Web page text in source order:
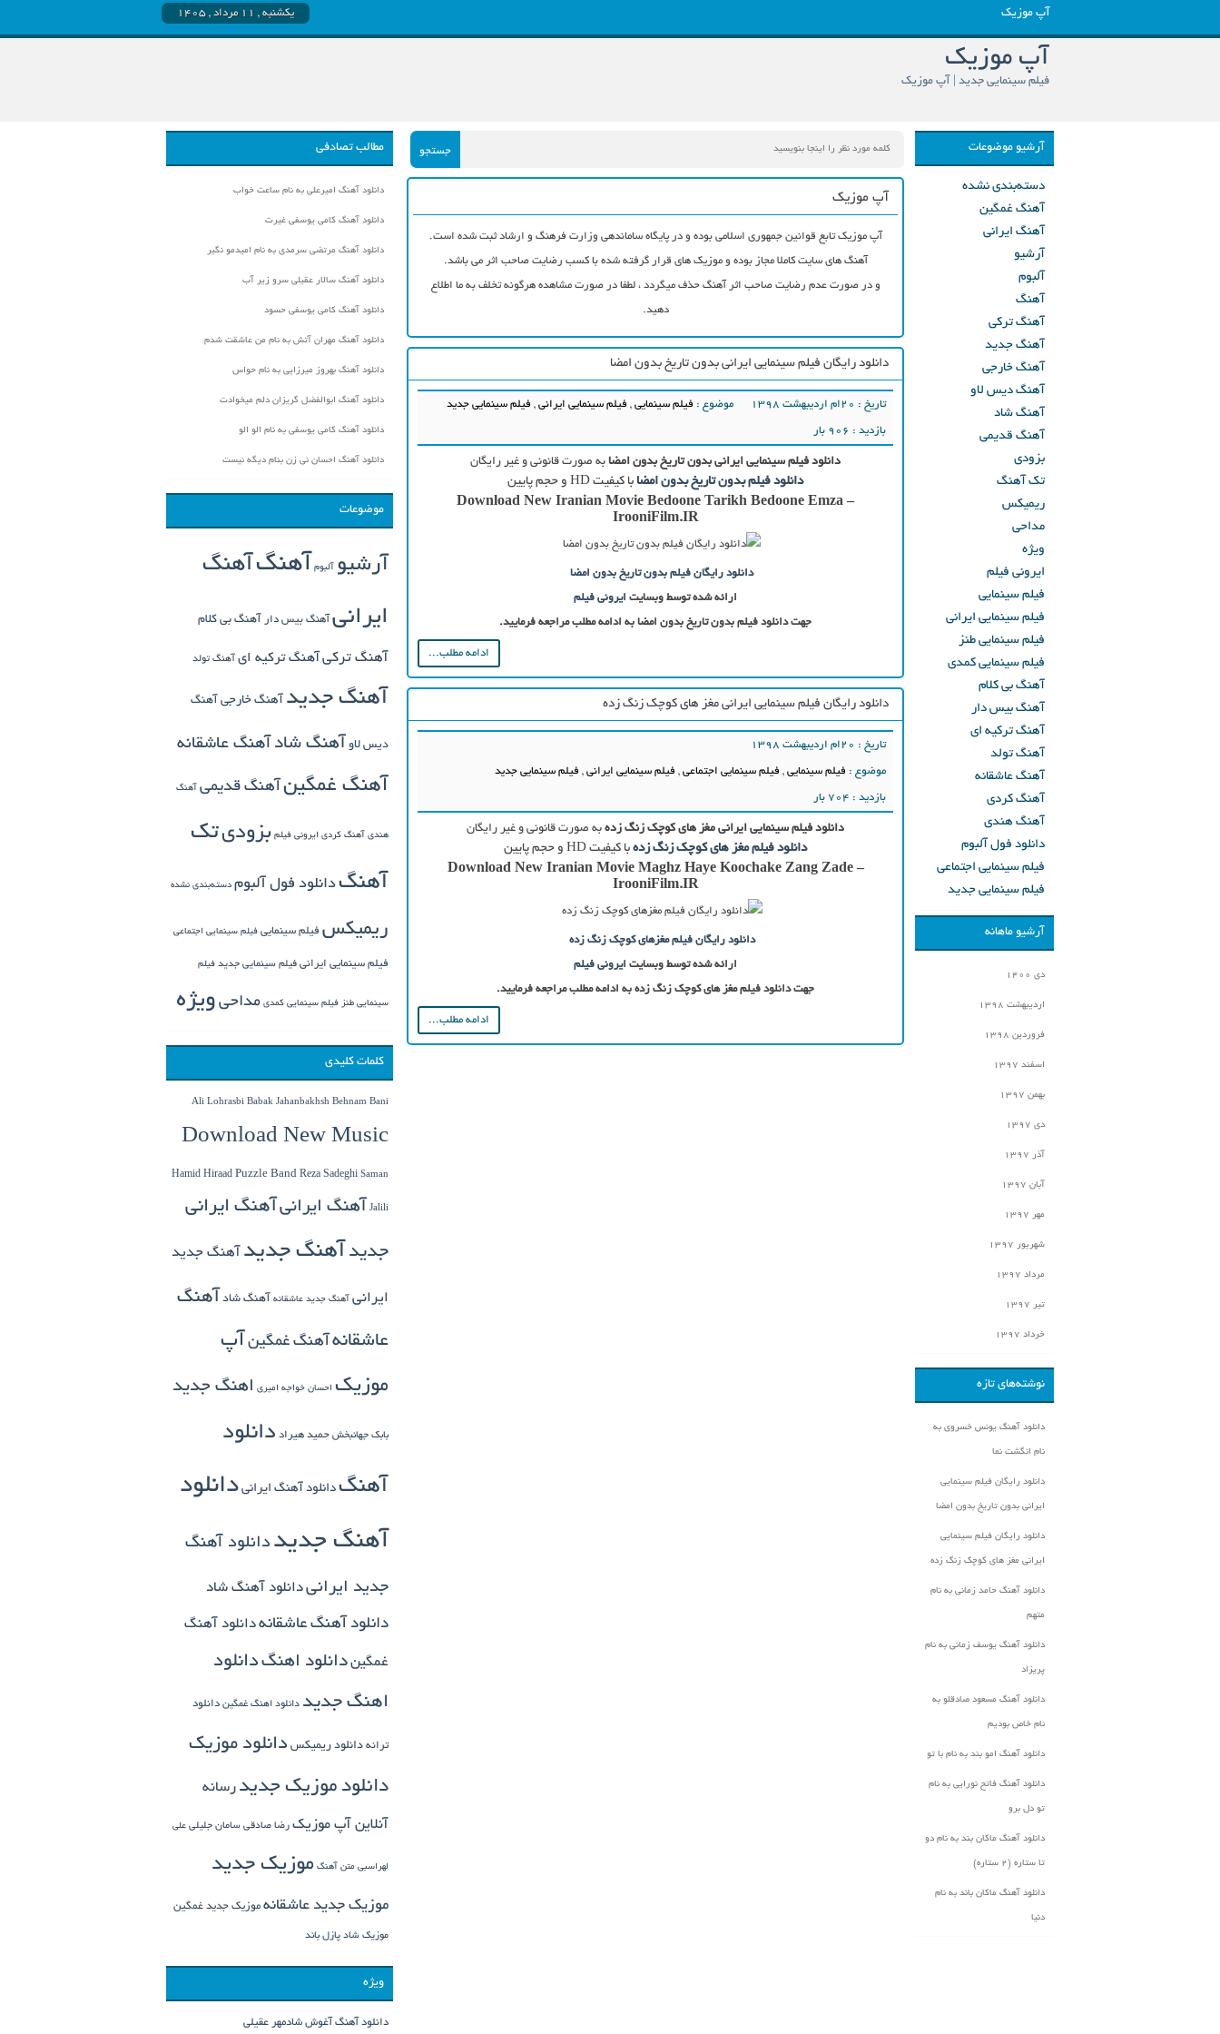
یکشنبه , ۱۱ مرداد , ۱۴۰۵ آپ موزیک
آپ موزیک
فیلم سینمایی جدید | آپ موزیک
جستجو
آپ موزیک
آپ موزیک تابع قوانین جمهوری اسلامی بوده و در پایگاه ساماندهی وزارت فرهنگ و ارشاد ثبت شده است.
آهنگ های سایت کاملا مجاز بوده و موزیک های قرار گرفته شده با کسب رضایت صاحب اثر می باشد.
و در صورت عدم رضایت صاحب اثر آهنگ حذف میگردد ، لطفا در صورت مشاهده هرگونه تخلف به ما اطلاع
دهید.
دانلود رایگان فیلم سینمایی ایرانی بدون تاریخ بدون امضا
تاریخ : ۲۰ام اردیبهشت ۱۳۹۸ موضوع : فیلم سینمایی , فیلم سینمایی ایرانی , فیلم سینمایی جدید
بازدید : 906 بار
دانلود فیلم سینمایی ایرانی بدون تاریخ بدون امضا به صورت قانونی و غیر رایگان
دانلود فیلم بدون تاریخ بدون امضا با کیفیت HD و حجم پایین
Download New Iranian Movie Bedoone Tarikh Bedoone Emza –
IrooniFilm.IR
دانلود رایگان فیلم بدون تاریخ بدون امضا
ارائه شده توسط وبسایت ایرونی فیلم
جهت دانلود فیلم بدون تاریخ بدون امضا به ادامه مطلب مراجعه فرمایید.
ادامه مطلب...
دانلود رایگان فیلم سینمایی ایرانی مغز های کوچک زنگ زده
تاریخ : ۲۰ام اردیبهشت ۱۳۹۸
موضوع : فیلم سینمایی , فیلم سینمایی اجتماعی , فیلم سینمایی ایرانی , فیلم سینمایی جدید
بازدید : 704 بار
دانلود فیلم سینمایی ایرانی مغز های کوچک زنگ زده به صورت قانونی و غیر رایگان
دانلود فیلم مغز های کوچک زنگ زده با کیفیت HD و حجم پایین
Download New Iranian Movie Maghz Haye Koochake Zang Zade –
IrooniFilm.IR
دانلود رایگان فیلم مغزهای کوچک زنگ زده
ارائه شده توسط وبسایت ایرونی فیلم
جهت دانلود فیلم مغز های کوچک زنگ زده به ادامه مطلب مراجعه فرمایید.
ادامه مطلب...
آرشیو موضوعات
دسته‌بندی نشده
آهنگ غمگین
آهنگ ایرانی
آرشیو
آلبوم
آهنگ
آهنگ ترکی
آهنگ جدید
آهنگ خارجی
آهنگ دیس لاو
آهنگ شاد
آهنگ قدیمی
بزودی
تک آهنگ
ریمیکس
مداحی
ویژه
ایرونی فیلم
فیلم سینمایی
فیلم سینمایی ایرانی
فیلم سینمایی طنز
فیلم سینمایی کمدی
آهنگ بی کلام
آهنگ بیس دار
آهنگ ترکیه ای
آهنگ تولد
آهنگ عاشقانه
آهنگ کردی
آهنگ هندی
دانلود فول آلبوم
فیلم سینمایی اجتماعی
فیلم سینمایی جدید
آرشیو ماهانه
دی ۱۴۰۰
اردیبهشت ۱۳۹۸
فروردین ۱۳۹۸
اسفند ۱۳۹۷
بهمن ۱۳۹۷
دی ۱۳۹۷
آذر ۱۳۹۷
آبان ۱۳۹۷
مهر ۱۳۹۷
شهریور ۱۳۹۷
مرداد ۱۳۹۷
تیر ۱۳۹۷
خرداد ۱۳۹۷
نوشته‌های تازه
دانلود آهنگ یونس خسروی به
نام انگشت نما
دانلود رایگان فیلم سینمایی
ایرانی بدون تاریخ بدون امضا
دانلود رایگان فیلم سینمایی
ایرانی مغز های کوچک زنگ زده
دانلود آهنگ حامد زمانی به نام
متهم
دانلود آهنگ یوسف زمانی به نام
پریزاد
دانلود آهنگ مسعود صادقلو به
نام خاص بودیم
دانلود آهنگ امو بند به نام با تو
دانلود آهنگ فاتح نورایی به نام
تو دل برو
دانلود آهنگ ماکان بند به نام دو
تا ستاره (۲ ستاره)
دانلود آهنگ ماکان باند به نام
دنیا
مطالب تصادفی
دانلود آهنگ امیرعلی به نام ساعت خواب
دانلود آهنگ کامی یوسفی غیرت
دانلود آهنگ مرتضی سرمدی به نام امیدمو نگیر
دانلود آهنگ سالار عقیلی سرو زیر آب
دانلود آهنگ کامی یوسفی حسود
دانلود آهنگ مهران آتش به نام من عاشقت شدم
دانلود آهنگ بهروز میرزایی به نام حواس
دانلود آهنگ ابوالفضل گریزان دلم میخوادت
دانلود آهنگ کامی یوسفی به نام الو الو
دانلود آهنگ احسان نی زن بنام دیگه نیست
موضوعات
آرشیو آلبوم آهنگ آهنگ
ایرانی آهنگ بیس دار آهنگ بی کلام
آهنگ ترکی آهنگ ترکیه ای آهنگ تولد
آهنگ جدید آهنگ خارجی آهنگ
دیس لاو آهنگ شاد آهنگ عاشقانه
آهنگ غمگین آهنگ قدیمی آهنگ
هندی آهنگ کردی ایرونی فیلم بزودیتک
آهنگدانلود فول آلبوم دسته‌بندی نشده
ریمیکس فیلم سینمایی فیلم سینمایی اجتماعی
فیلم سینمایی ایرانی فیلم سینمایی جدید فیلم
سینمایی طنز فیلم سینمایی کمدی مداحی ویژه
کلمات کلیدی
Ali Lohrasbi Babak Jahanbakhsh Behnam Bani
Download New Music
Hamid Hiraad Puzzle Band Reza Sadeghi Saman
Jalili آهنگ ایرانی آهنگ ایرانی
جدید آهنگ جدید آهنگ جدید
ایرانی آهنگ جدید عاشقانه آهنگ شاد آهنگ
عاشقانه آهنگ غمگین آپ
موزیک احسان خواجه امیری اهنگ جدید
بابک جهانبخش حمید هیراد دانلود
آهنگ دانلود آهنگ ایرانی دانلود
آهنگ جدید دانلود آهنگ
جدید ایرانیدانلود آهنگ شاد
دانلود آهنگ عاشقانهدانلود آهنگ
غمگیندانلود اهنگدانلود
اهنگ جدید دانلود اهنگ غمگین دانلود
ترانه دانلود ریمیکس دانلود موزیک
دانلود موزیک جدید رسانه
آنلاین آپ موزیک رضا صادقی سامان جلیلی علی
لهراسبی متن آهنگ موزیک جدید
موزیک جدید عاشقانه موزیک جدید غمگین
موزیک شاد پازل باند
ویژه
دانلود آهنگ آغوش شادمهر عقیلی